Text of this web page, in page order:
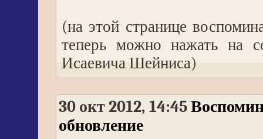
(на этой странице
теперь можно нажать на
Исаевича Шейниса)
30 окт 2012, 14:45
обновление